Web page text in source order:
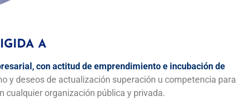
A
con actitud de emprendimiento e incubación de
y deseos de actualización superación u competencia para
cualquier organización pública y privada.